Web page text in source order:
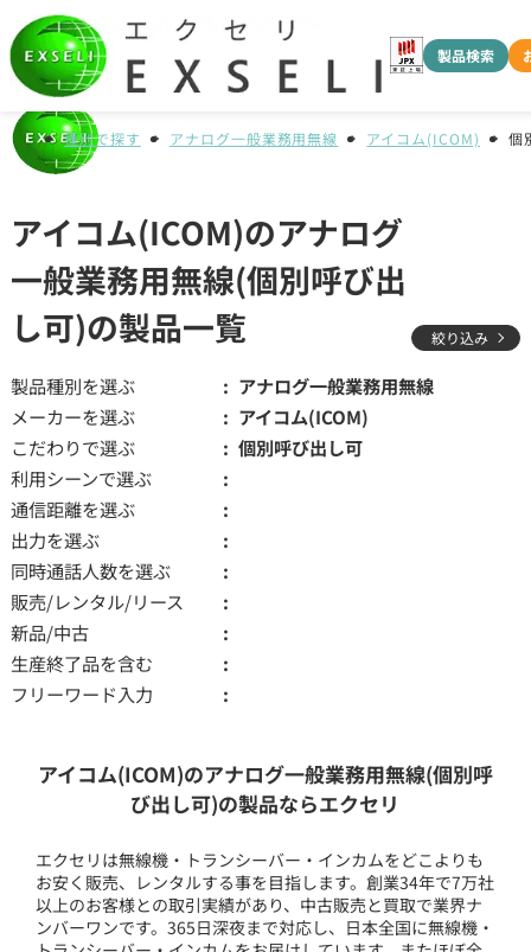
製品検索
種別で探す アナログ一般業務用無線 アイコム(ICOM) 個
アイコム(ICOM)のアナログ
一般業務用無線(個別呼び出
し可)の製品一覧
絞り込み
製品種別を選ぶ
アナログ一般業務用無線
メーカーを選ぶ
アイコム(ICOM)
こだわりで選ぶ
個別呼び出し可
利用シーンで選ぶ
通信距離を選ぶ
出力を選ぶ
同時通話人数を選ぶ
販売/レンタル/リース
新品/中古
生産終了品を含む
フリーワード入力
アイコム(ICOM)のアナログ一般業務用無線(個別呼
び出し可)の製品ならエクセリ
エクセリは無線機・トランシーバー・インカムをどこよりも
お安く販売、レンタルする事を目指します。創業34年で7万社
以上のお客様との取引実績があり、中古販売と買取で業界ナ
ンバーワンです。365日深夜まで対応し、日本全国に無線機・